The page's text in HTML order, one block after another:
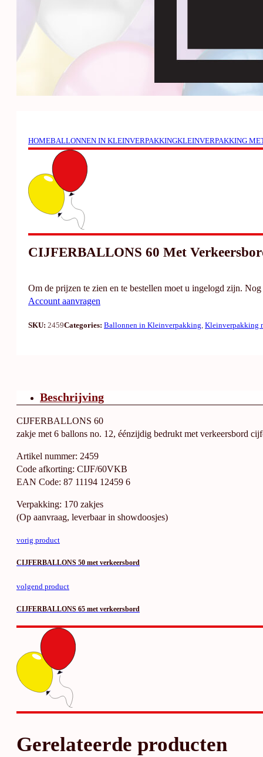
HOMEBALLONNEN IN KLEINVERPAKKINGKLEINVERPAKKING
CIJFERBALLONS 60 Met
Om de prijzen te zien en te bestellen moet u ingelogd zijn. Nog
Account aanvragen
SKU: 2459Categories: Ballonnen in Kleinverpakking Kleinverpakking
Beschrijving
CIJFERBALLONS 60
zakje met 6 ballons no. 12, éénzijdig bedrukt met verkeersbord
Artikel nummer: 2459
Code afkorting: CIJF/60VKB
EAN Code: 87 11194 12459 6
Verpakking: 170 zakjes
(Op aanvraag, leverbaar in showdoosjes)
vorig product
CIJFERBALLONS 50 met verkeersbord
volgend product
CIJFERBALLONS 65 met verkeersbord
Gerelateerde producten